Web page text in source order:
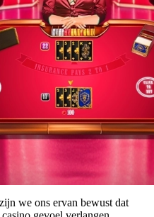
we ons ervan bewust dat